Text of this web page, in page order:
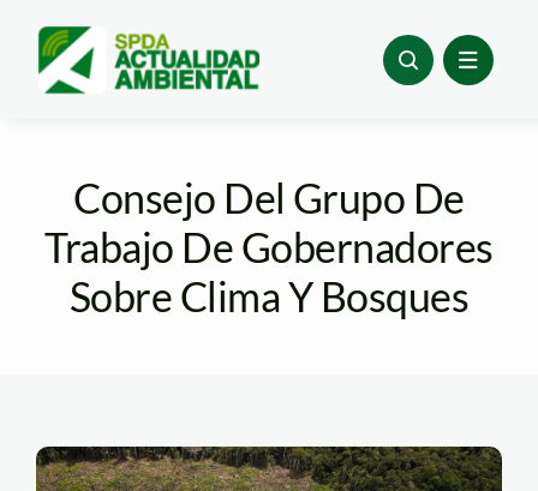
content
Consejo Del Grupo De
Trabajo De Gobernadores
Sobre Clima Y Bosques